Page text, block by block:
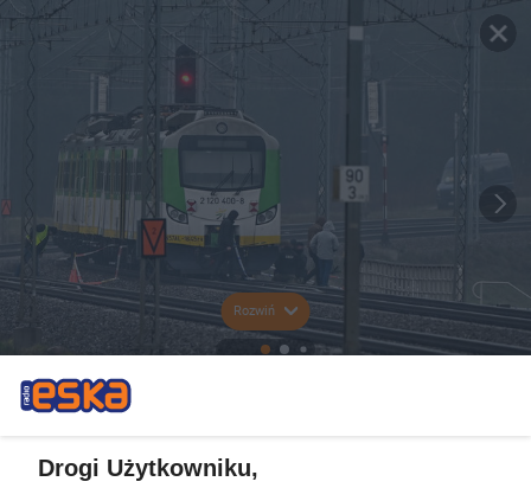
Rozwiń
Drogi Użytkowniku,